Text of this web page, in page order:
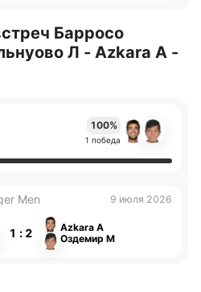
Барросо
Л - Azkara А -
100%
1 победа
Men 9 июля 2026
1 : 2
Azkara А
Оздемир М